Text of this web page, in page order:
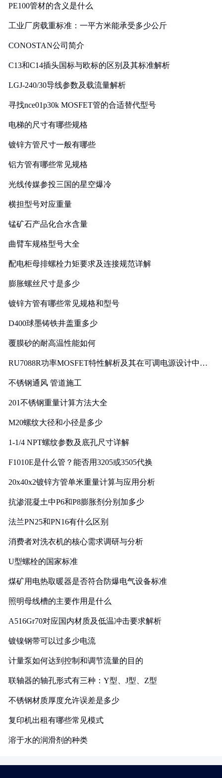
PE100管材的含义是什么
工业厂房载重标准：一平方米能承受多少公斤
CONOSTAN公司简介
C13和C14插头国标与欧标的区别及其标准解析
LGJ-240/30导线参数及载流量解析
寻找nce01p30k MOSFET管的合适替代型号
电梯的尺寸有哪些规格
镀锌方管尺寸一般有哪些
铝方管有哪些常见规格
光线传媒参投三国的星空爆冷
横担型号对应重量
锰矿石产品化合水含量
曲臂车规格型号大全
配电柜母排螺栓力矩要求及连接规范详解
膨胀螺丝尺寸是多少
镀锌方管有哪些常见规格和型号
D400球墨铸铁井盖重多少
覆膜砂的耐高温性能如何
RU7088R功率MOSFET特性解析及其在可调电源设计中的
不锈钢通风 管道施工
201不锈钢重量计算方法大全
M20螺纹大径和小径是多少
1-1/4 NPT螺纹参数及底孔尺寸详解
F1010E是什么管？能否用3205或3505代换
20x40x2镀锌方管单米重量计算与应用分析
抗渗混凝土中P6和P8膨胀剂分别加多少
法兰PN25和PN16有什么区别
消费者对洗衣机的核心需求调研与分析
U型螺栓的国家标准
煤矿用电热取暖器是否符合防爆电气设备标准
照明母线槽的主要作用是什么
A516Gr70对应国内材质及低温冲击要求解析
镀镍钢带可以过多少电流
计量泵如何达到控制和调节流量的目的
联轴器的轴孔形式有三种：Y型、J型、Z型
不锈钢材质厚度允许误差是多少
复印机出租有哪些常见模式
溶于水的润滑剂的种类